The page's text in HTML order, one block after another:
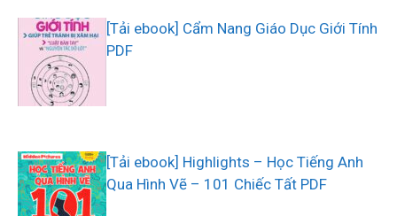
[Tải ebook] Cẩm Nang Giáo Dục Giới Tính
PDF
[Tải ebook] Highlights – Học Tiếng Anh
Qua Hình Vẽ – 101 Chiếc Tất PDF